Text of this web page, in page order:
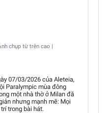
chụp từ trên cao |
07/03/2026 của Aleteia,
Paralympic mùa đông
một nhà thờ ở Milan đã
nhưng mạnh mẽ: Mọi
trong bài hát.